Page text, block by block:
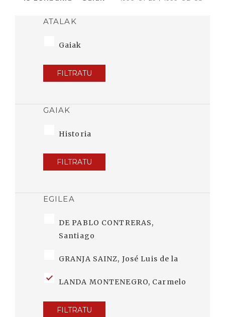
ATALAK
Gaiak
FILTRATU
GAIAK
Historia
FILTRATU
EGILEA
DE PABLO CONTRERAS,
Santiago
GRANJA SAINZ, José Luis de la
LANDA MONTENEGRO, Carmelo
FILTRATU